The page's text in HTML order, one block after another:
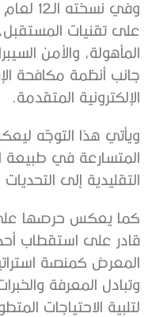
على تقنيات
المأهولة، والأمن
جانب أنظمة مكافحة
الإلكترونية المتقدمة.
ويأتي هذا التوجّه
المتسارعة في طبيعة
التقليدية إلى
كما يعكس حرصها على
قادر على استقطاب أحدث
المعرض كمنصة
وتبادل المعرفة
لتلبية الاحتياجات